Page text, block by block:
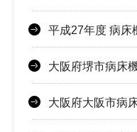
平成27年度 病床
大阪府堺市病床
大阪府大阪市病